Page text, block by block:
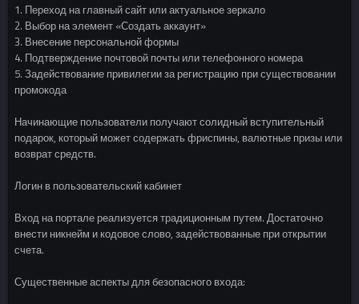
1. Переход на главный сайт или актуальное зеркало
2. Выбор на элемент «Создать аккаунт»
3. Внесение персональной формы
4. Подтверждение почтовой почты или телефонного номера
5. Задействование привилегии за регистрацию при существовании
промокода
Начинающие пользователи получают солидный вступительный
подарок, который может содержать фриспины, валютные призы или
возврат средств.
Логин в пользовательский кабинет
Вход на портале реализуется традиционным путем. Достаточно
внести никнейм и кодовое слово, задействованные при открытии
счета.
Существенные аспекты для безопасного входа: